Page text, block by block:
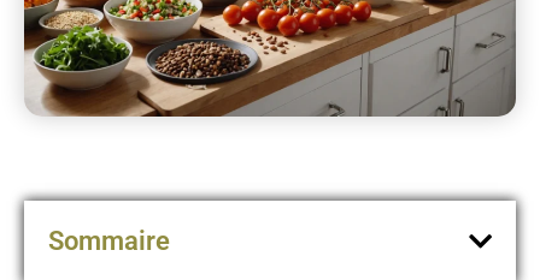
Sommaire